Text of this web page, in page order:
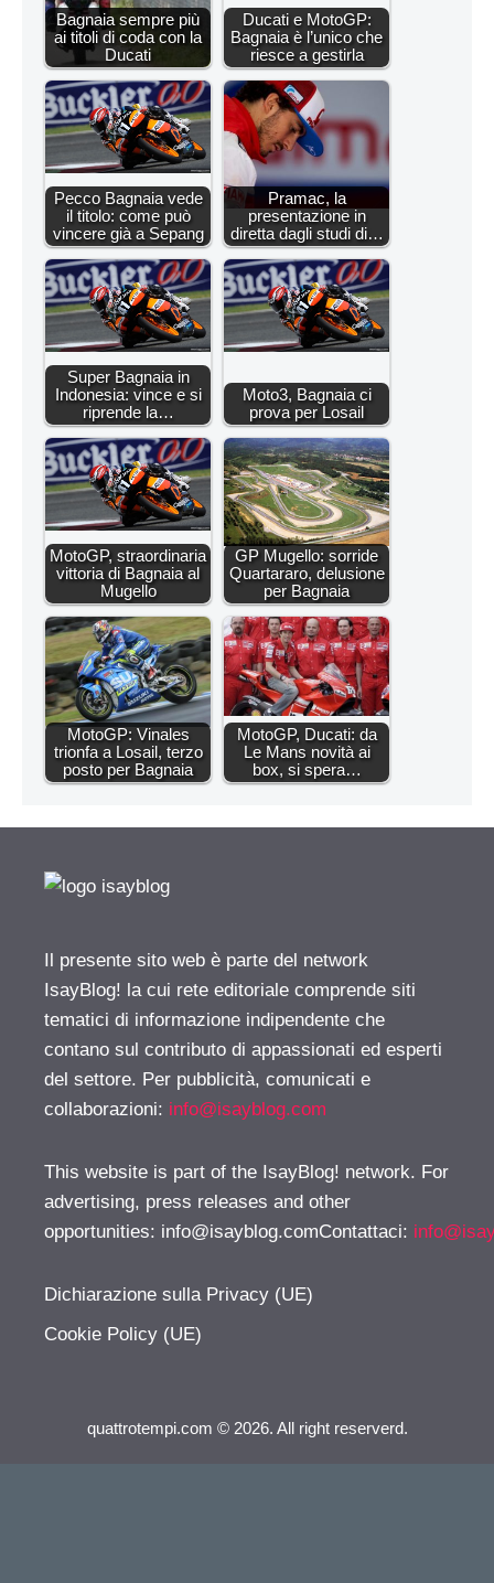
Bagnaia sempre più
ai titoli di coda con la
Ducati
Ducati e MotoGP:
Bagnaia è l’unico che
riesce a gestirla
Pecco Bagnaia vede
il titolo: come può
vincere già a Sepang
Pramac, la
presentazione in
diretta dagli studi di…
Super Bagnaia in
Indonesia: vince e si
riprende la…
Moto3, Bagnaia ci
prova per Losail
MotoGP, straordinaria
vittoria di Bagnaia al
Mugello
GP Mugello: sorride
Quartararo, delusione
per Bagnaia
MotoGP: Vinales
trionfa a Losail, terzo
posto per Bagnaia
MotoGP, Ducati: da
Le Mans novità ai
box, si spera…
Il presente sito web è parte del network
IsayBlog! la cui rete editoriale comprende siti
tematici di informazione indipendente che
contano sul contributo di appassionati ed esperti
del settore. Per pubblicità, comunicati e
collaborazioni: info@isayblog.com
This website is part of the IsayBlog! network. For
advertising, press releases and other
opportunities: info@isayblog.comContattaci:
Dichiarazione sulla Privacy (UE)
Cookie Policy (UE)
quattrotempi.com © 2026. All right reserverd.